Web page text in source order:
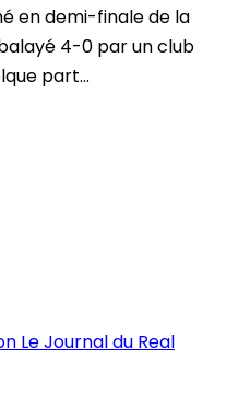
en demi-finale de la
4-0 par un club
part...
Le Journal du Real